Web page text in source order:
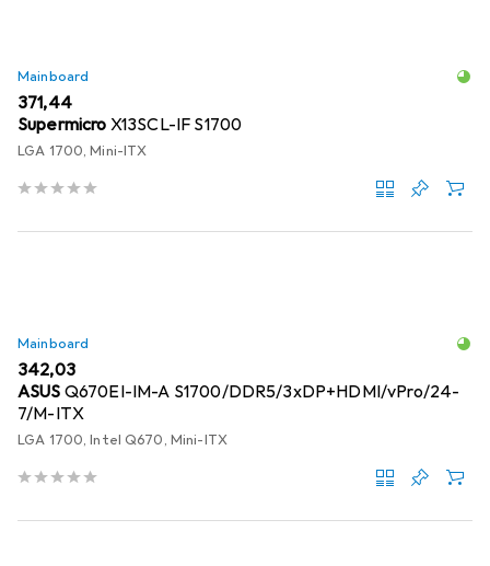
Mainboard
EUR
371,44
Supermicro X13SCL-IF S1700
LGA 1700, Mini-ITX
Mainboard
EUR
342,03
ASUS Q670EI-IM-A S1700/DDR5/3xDP+HDMI/vPro/24-
7/M-ITX
LGA 1700, Intel Q670, Mini-ITX